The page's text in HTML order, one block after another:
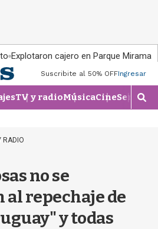
Explotaron cajero en Parque Miramar
Suscribite al 50% OFFIngresar
TV y radioMúsicaCineSeries
M
o
RADIO
no se
repechaje de
y todas